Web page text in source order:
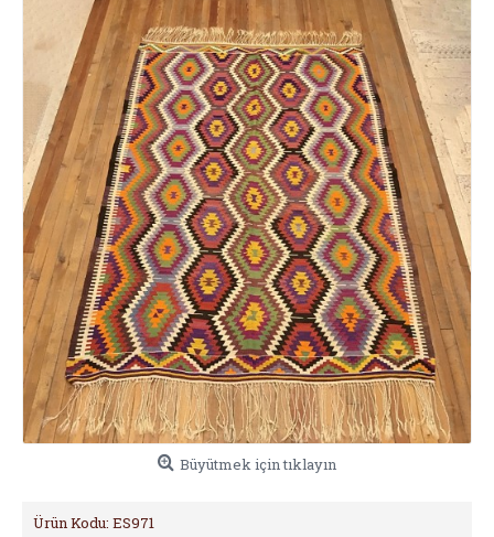
Büyütmek için tıklayın
Ürün Kodu: ES971